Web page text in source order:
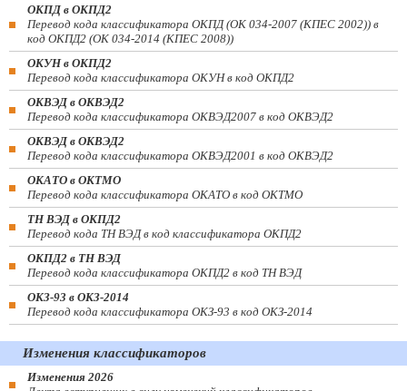
ОКПД в ОКПД2
Перевод кода классификатора ОКПД (ОК 034-2007 (КПЕС 2002)) в
код ОКПД2 (ОК 034-2014 (КПЕС 2008))
ОКУН в ОКПД2
Перевод кода классификатора ОКУН в код ОКПД2
ОКВЭД в ОКВЭД2
Перевод кода классификатора ОКВЭД2007 в код ОКВЭД2
ОКВЭД в ОКВЭД2
Перевод кода классификатора ОКВЭД2001 в код ОКВЭД2
ОКАТО в ОКТМО
Перевод кода классификатора ОКАТО в код ОКТМО
ТН ВЭД в ОКПД2
Перевод кода ТН ВЭД в код классификатора ОКПД2
ОКПД2 в ТН ВЭД
Перевод кода классификатора ОКПД2 в код ТН ВЭД
ОКЗ-93 в ОКЗ-2014
Перевод кода классификатора ОКЗ-93 в код ОКЗ-2014
Изменения классификаторов
Изменения 2026